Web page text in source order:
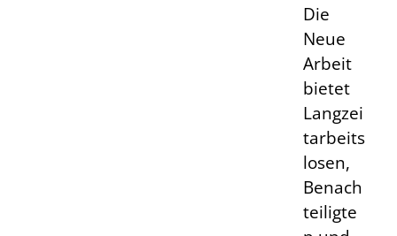
Die
Neue
Arbeit
bietet
Langzei
tarbeits
losen,
Benach
teiligte